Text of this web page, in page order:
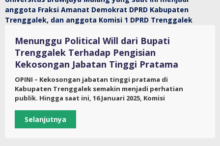
Menunggu Political Will dari Bupati
Trenggalek Terhadap Pengisian
Kekosongan Jabatan Tinggi Pratama
OPINI – Kekosongan jabatan tinggi pratama di
Kabupaten Trenggalek semakin menjadi perhatian
publik. Hingga saat ini, 16 Januari 2025, Komisi
Selanjutnya